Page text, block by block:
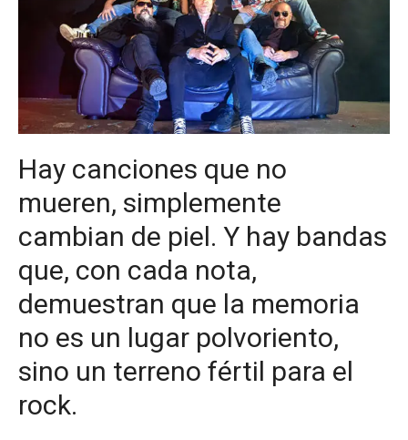
Hay canciones que no
mueren, simplemente
cambian de piel. Y hay bandas
que, con cada nota,
demuestran que la memoria
no es un lugar polvoriento,
sino un terreno fértil para el
rock.